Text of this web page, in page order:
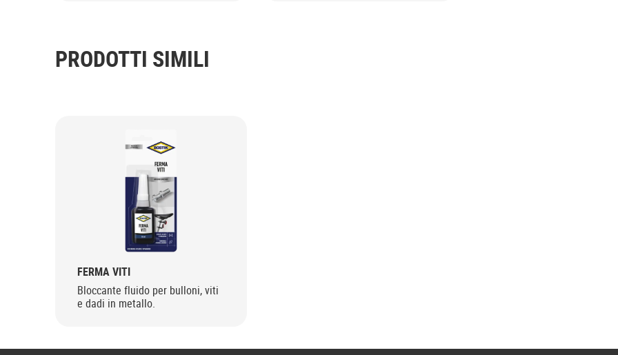
PRODOTTI SIMILI
FERMA VITI
Bloccante fluido per bulloni, viti
e dadi in metallo.